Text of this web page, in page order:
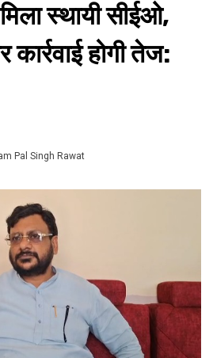
स्थायी सीईओ,
होगी तेज:
Pal Singh Rawat